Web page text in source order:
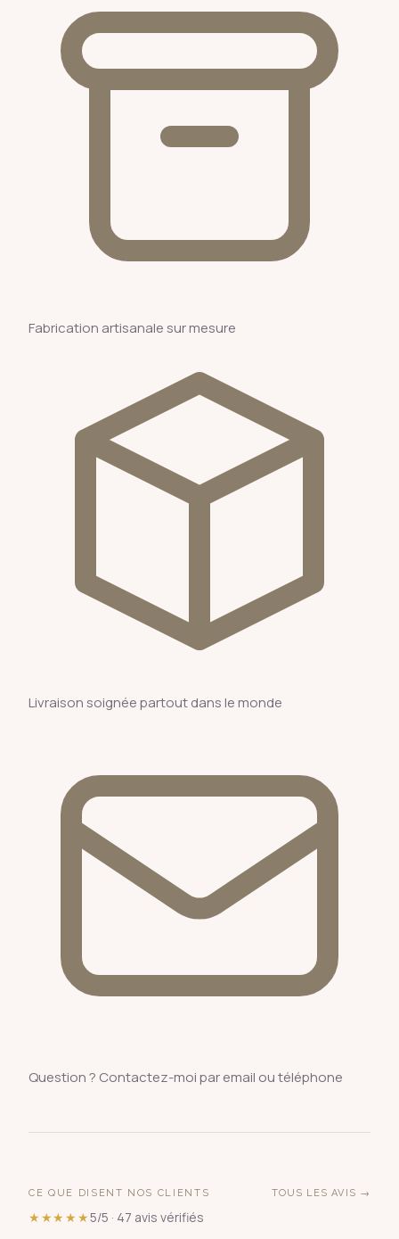
Fabrication artisanale sur mesure
Livraison soignée partout dans le monde
Question ? Contactez-moi par email ou téléphone
CE QUE DISENT NOS CLIENTS
★★★★★5/5 · 47 avis vérifiés
TOUS LES AVIS →